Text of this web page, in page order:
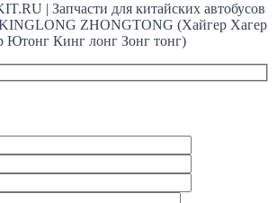
| Запчасти для китайских автобусов
ZHONGTONG (Хайгер Хагер
Ютонг Кинг лонг Зонг тонг)